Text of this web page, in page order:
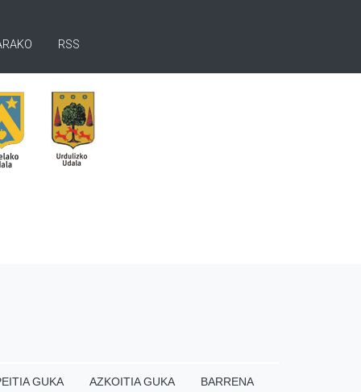
RSS
GUKA AZKOITIA GUKA BARRENA